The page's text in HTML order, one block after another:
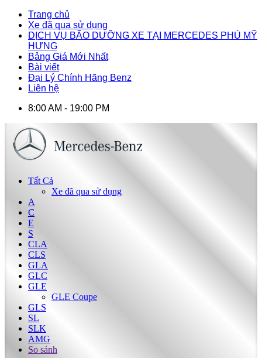
Trang chủ
Xe đã qua sử dụng
DỊCH VỤ BÃO DƯỠNG XE TẠI MERCEDES PHÚ MỸ
HƯNG
Bảng Giá Mới Nhất
Bài viết
Đại Lý Chính Hãng Benz
Liên hệ
8:00 AM - 19:00 PM
Tất Cả
Xe đã qua sử dụng
A
C
E
S
CLA
CLS
GLA
GLC
GLE
GLE Coupe
GLS
SL
SLK
AMG
So sánh